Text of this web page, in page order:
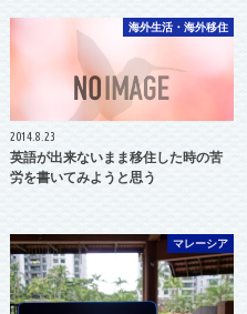
海外生活・海外移住
2014.8.23
英語が出来ないまま移住した時の苦
労を書いてみようと思う
マレーシア